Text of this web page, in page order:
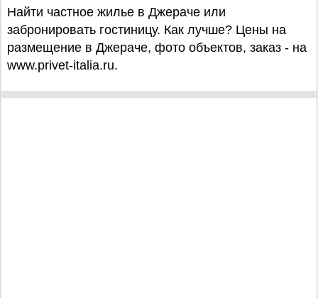
Найти частное жилье в Джераче или
забронировать гостиницу. Как лучше? Цены на
размещение в Джераче, фото объектов, заказ - на
www.privet-italia.ru.